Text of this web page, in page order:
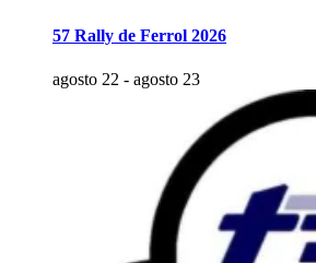
57 Rally de Ferrol 2026
agosto 22 - agosto 23